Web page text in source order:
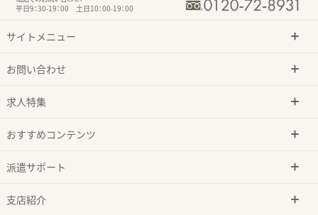
平日9：30-19：00 土日10：00-19：00
サイトメニュー
お問い合わせ
求人特集
おすすめコンテンツ
派遣サポート
支店紹介